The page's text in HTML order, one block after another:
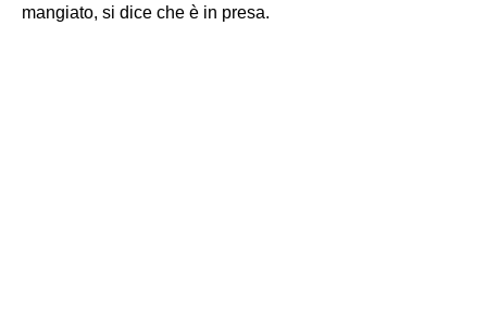
mangiato, si dice che è in presa.